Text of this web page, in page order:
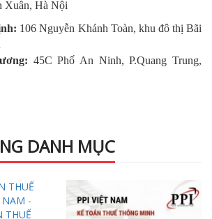
Xuân, Hà Nội
106 Nguyễn Khánh Toàn, khu đô thị Bãi
45C Phố An Ninh, P.Quang Trung,
DANH MỤC